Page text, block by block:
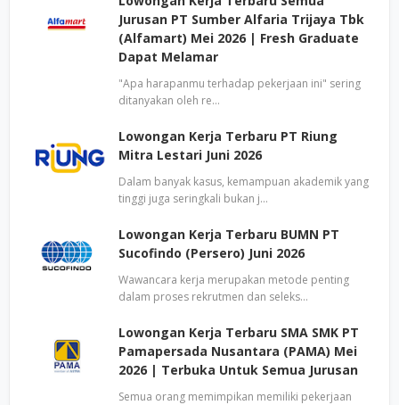
Jurusan PT Sumber Alfaria Trijaya Tbk
(Alfamart) Mei 2026 | Fresh Graduate
Dapat Melamar
"Apa harapanmu terhadap pekerjaan ini" sering
ditanyakan oleh re…
Lowongan Kerja Terbaru PT Riung
Mitra Lestari Juni 2026
Dalam banyak kasus, kemampuan akademik yang
tinggi juga seringkali bukan j…
Lowongan Kerja Terbaru BUMN PT
Sucofindo (Persero) Juni 2026
Wawancara kerja merupakan metode penting
dalam proses rekrutmen dan seleks…
Lowongan Kerja Terbaru SMA SMK PT
Pamapersada Nusantara (PAMA) Mei
2026 | Terbuka Untuk Semua Jurusan
Semua orang memimpikan memiliki pekerjaan